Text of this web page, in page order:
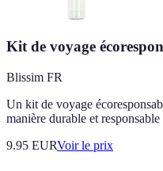
Kit de voyage
Blissim FR
Un kit de voyage
manière durable et
9.95 EURVoir le prix